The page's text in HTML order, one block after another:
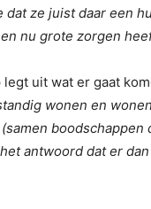
ze juist daar een
nu grote zorgen
uit wat er gaat
wonen en
boodschappen
antwoord dat er